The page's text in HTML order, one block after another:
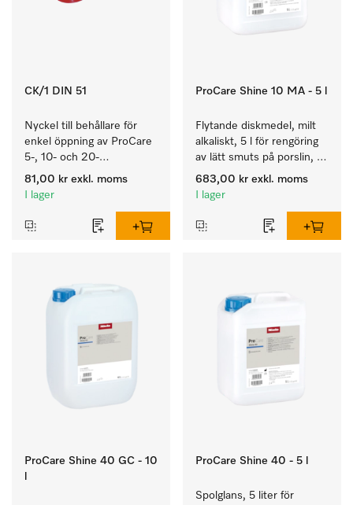
CK/1 DIN 51
Nyckel till behållare för
enkel öppning av ProCare
5-, 10- och 20-
litersbehållare.
81,00 kr exkl. moms
I lager
ProCare Shine 10 MA - 5 l
Flytande diskmedel, milt
alkaliskt, 5 l för rengöring
av lätt smuts på porslin,
bestick och glas.
683,00 kr exkl. moms
I lager
ProCare Shine 40 GC - 10
ProCare Shine 40 - 5 l
Spolglans, 5 liter för